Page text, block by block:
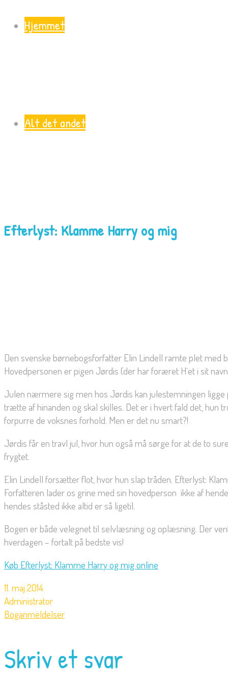
Hjemmet
Alt det andet
Efterlyst: Klamme Harry og mig
Den svenske børnebogsforfatter Elin Lindell ramte plet med
Hovedpersonen er pigen Jørdis (der har foræret H´et i sit
Julen nærmere sig men hos Jørdis kan julestemningen ligge
trætte af hinanden og skal skilles. Det er i hvert fald det, hun
forpurre de voksnes forhold. Men er det nu smart?!
Jørdis får en travl jul, hvor hun også må sørge for at de to
frygtet.
Elin Lindell forsætter flot, hvor hun slap tråden. Efterlyst:
Forfatteren lader os grine med sin hovedperson  ikke af
hendes ståsted ikke altid er så ligetil.
Bogen er både velegnet til selvlæsning og oplæsning. Der
hverdagen – fortalt på bedste vis!
Køb Efterlyst: Klamme Harry og mig online
11. maj 2014
Administrator
Boganmeldelser
Skriv et svar